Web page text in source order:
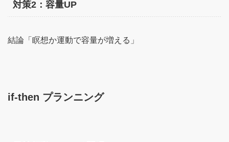
対策2：容量UP
結論「瞑想か運動で容量が増える」
if-then プランニング